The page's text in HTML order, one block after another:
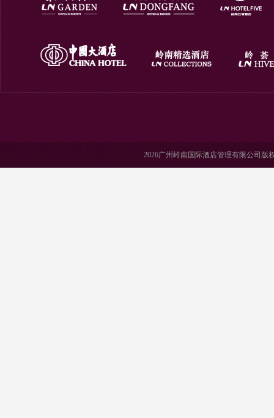
2026广州岭南国际酒店管理有限公司版